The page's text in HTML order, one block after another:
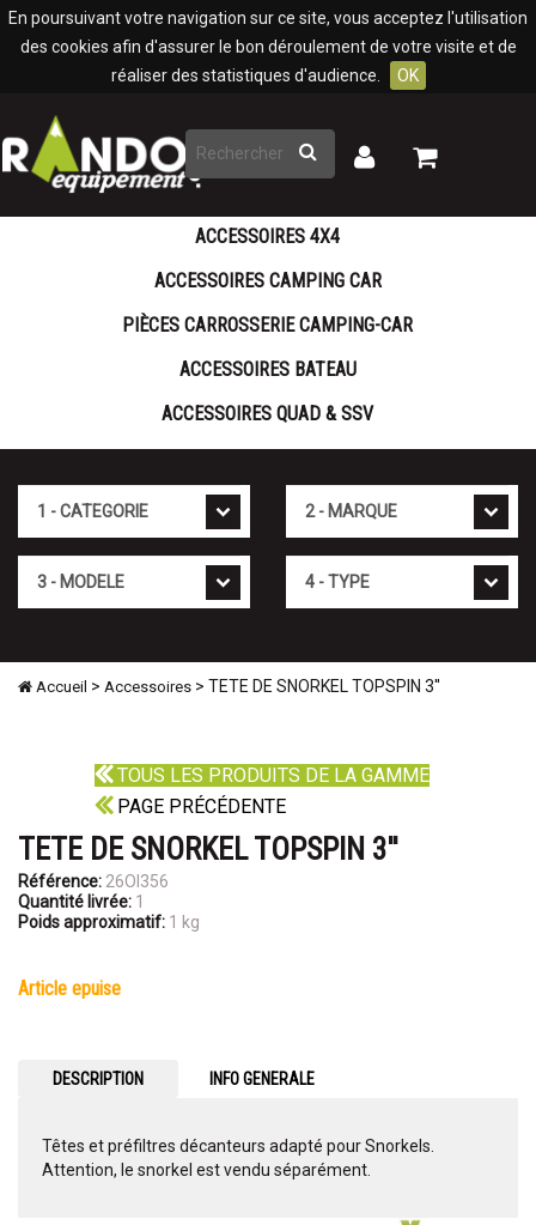
En poursuivant votre navigation sur ce site, vous acceptez l'utilisation
des cookies afin d'assurer le bon déroulement de votre visite et de
réaliser des statistiques d'audience.
OK
Rechercher
Mon
Mon
ACCESSOIRES 4X4
ACCESSOIRES CAMPING CAR
PIÈCES CARROSSERIE CAMPING-CAR
ACCESSOIRES BATEAU
ACCESSOIRES QUAD & SSV
Accueil > Accessoires > TETE DE SNORKEL TOPSPIN 3''
TOUS LES PRODUITS DE LA GAMME
PAGE PRÉCÉDENTE
TETE DE SNORKEL TOPSPIN 3''
Référence: 26OI356
Quantité livrée: 1
Poids approximatif: 1 kg
article epuise
DESCRIPTION INFO GENERALE
Têtes et préfiltres décanteurs adapté pour Snorkels.
Attention, le snorkel est vendu séparément.
Panneau de gestion des cookies